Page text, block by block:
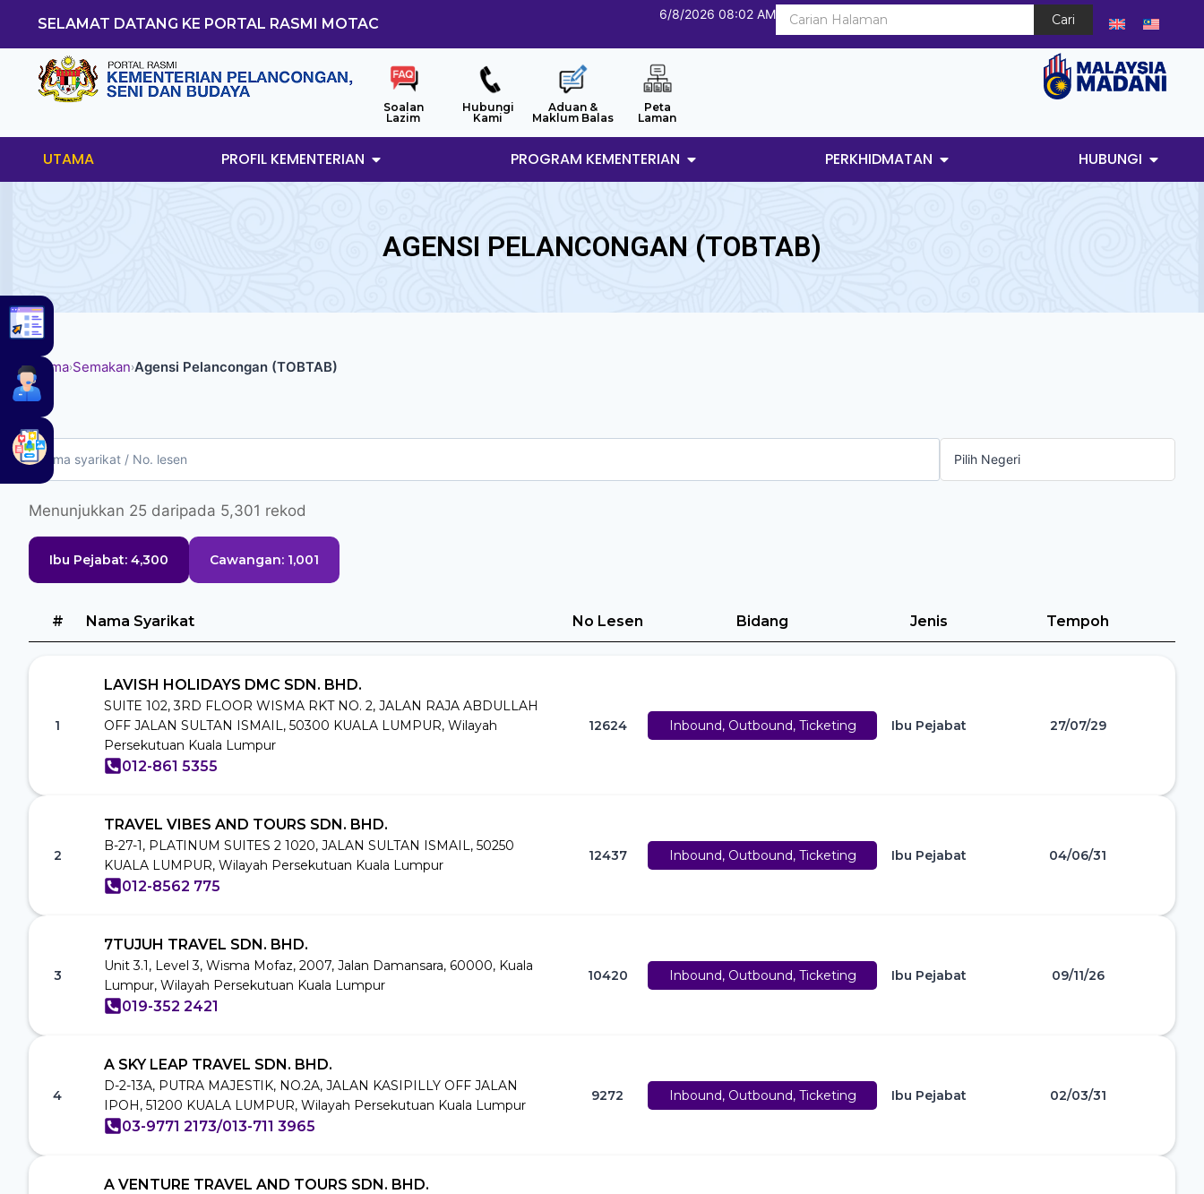
SELAMAT DATANG KE PORTAL RASMI MOTAC
6/8/2026 08:02 AM Cari
Soalan
Lazim
Hubungi
Kami
Aduan &
Maklum Balas
Peta
Laman
UTAMA PROFIL KEMENTERIAN PROGRAM KEMENTERIAN PERKHIDMATAN HUBUNGI
AGENSI PELANCONGAN (TOBTAB)
Utama›Semakan›Agensi Pelancongan (TOBTAB)
Menunjukkan 25 daripada 5,301 rekod
Ibu Pejabat: 4,300 Cawangan: 1,001
# Nama Syarikat No Lesen Bidang Jenis Tempoh
1
LAVISH HOLIDAYS DMC SDN. BHD.
SUITE 102, 3RD FLOOR WISMA RKT NO. 2, JALAN RAJA ABDULLAH
OFF JALAN SULTAN ISMAIL, 50300 KUALA LUMPUR, Wilayah
Persekutuan Kuala Lumpur
012-861 5355
12624 Inbound, Outbound, Ticketing Ibu Pejabat 27/07/29
2
TRAVEL VIBES AND TOURS SDN. BHD.
B-27-1, PLATINUM SUITES 2 1020, JALAN SULTAN ISMAIL, 50250
KUALA LUMPUR, Wilayah Persekutuan Kuala Lumpur
012-8562 775
12437 Inbound, Outbound, Ticketing Ibu Pejabat 04/06/31
3
7TUJUH TRAVEL SDN. BHD.
Unit 3.1, Level 3, Wisma Mofaz, 2007, Jalan Damansara, 60000, Kuala
Lumpur, Wilayah Persekutuan Kuala Lumpur
019-352 2421
10420 Inbound, Outbound, Ticketing Ibu Pejabat 09/11/26
4
A SKY LEAP TRAVEL SDN. BHD.
D-2-13A, PUTRA MAJESTIK, NO.2A, JALAN KASIPILLY OFF JALAN
IPOH, 51200 KUALA LUMPUR, Wilayah Persekutuan Kuala Lumpur
03-9771 2173/013-711 3965
9272 Inbound, Outbound, Ticketing Ibu Pejabat 02/03/31
A VENTURE TRAVEL AND TOURS SDN. BHD.